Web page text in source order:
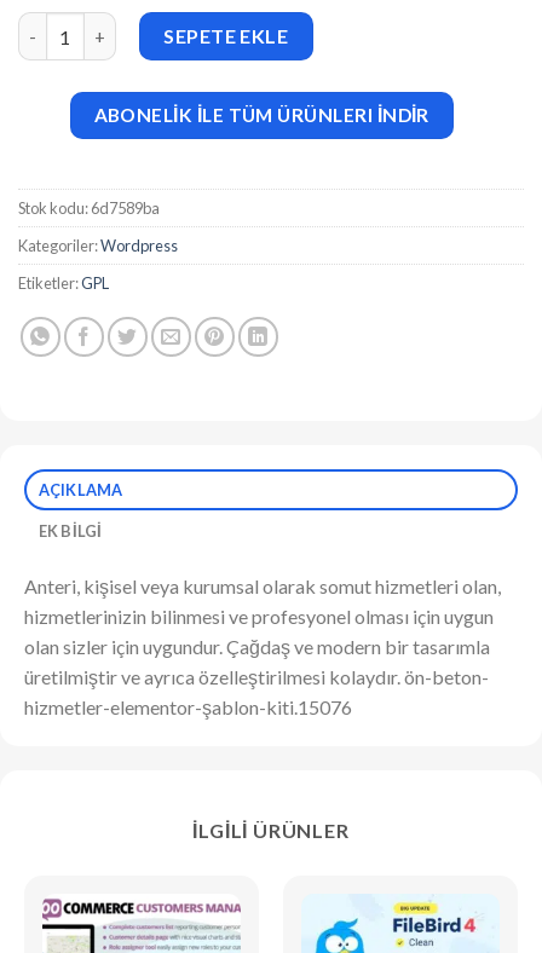
Anteri – Concrete Services Elementor Template Kit adet
SEPETE EKLE
ABONELİK İLE TÜM ÜRÜNLERI İNDİR
Stok kodu:6d7589ba
Kategoriler:Wordpress
Etiketler:GPL
AÇIKLAMA
EK BILGI
Anteri, kişisel veya kurumsal olarak somut hizmetleri olan,
hizmetlerinizin bilinmesi ve profesyonel olması için uygun
olan sizler için uygundur. Çağdaş ve modern bir tasarımla
üretilmiştir ve ayrıca özelleştirilmesi kolaydır. ön-beton-
hizmetler-elementor-şablon-kiti.15076
İLGILI ÜRÜNLER